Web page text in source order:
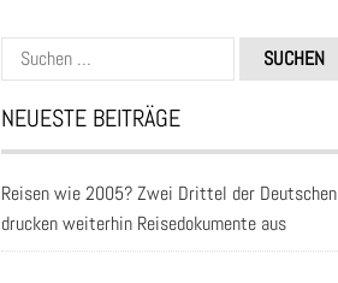
Suchen
nach:
NEUESTE BEITRÄGE
Reisen wie 2005? Zwei Drittel der Deutschen
drucken weiterhin Reisedokumente aus